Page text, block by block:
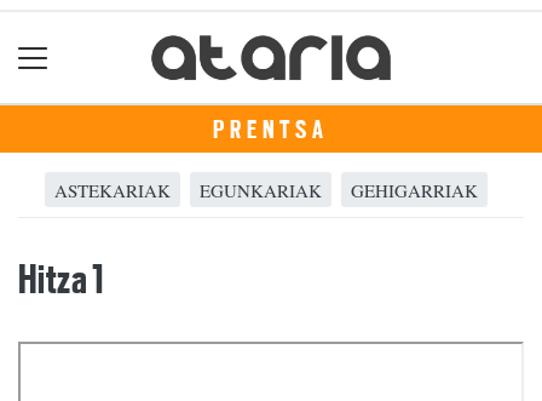
PRENTSA
ASTEKARIAK EGUNKARIAK GEHIGARRIAK
Hitza 1